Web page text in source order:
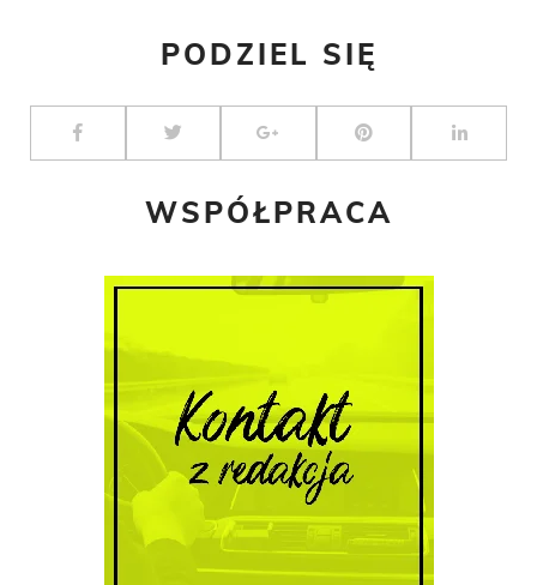
PODZIEL SIĘ
WSPÓŁPRACA